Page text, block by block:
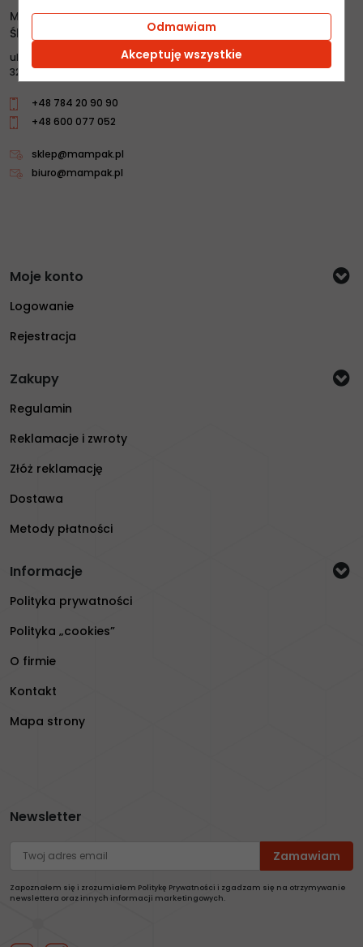
Mampak s.c. Mateusz Ślęczka, Andrzej Ślęczka, Maciej
Ślęczka
ul.Łany 4
32-020 Wieliczka
+48 784 20 90 90
+48 600 077 052
sklep@mampak.pl
biuro@mampak.pl
Moje konto
Logowanie
Rejestracja
Zakupy
Regulamin
Reklamacje i zwroty
Złóż reklamację
Dostawa
Metody płatności
Informacje
Polityka prywatności
Polityka „cookies”
O firmie
Kontakt
Mapa strony
Newsletter
Zapoznałem się i zrozumiałem Politykę Prywatności i zgadzam się na otrzymywanie
newslettera oraz innych informacji marketingowych.
Odmawiam
Akceptuję wszystkie